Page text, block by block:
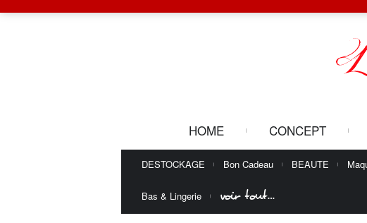
HOME CONCEPT
DESTOCKAGE Bon Cadeau BEAUTE
Bas & Lingerie voir tout…